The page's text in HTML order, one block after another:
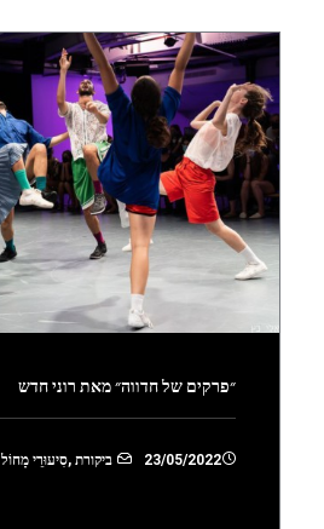
״פרקים של חדווה״ מאת רוני חדש
23/05/2022 ביקורת ,סִיעוּרֵי מָחוֹל